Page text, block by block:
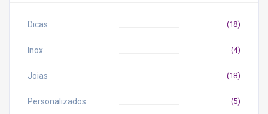
Dicas (18)
Inox (4)
Joias (18)
Personalizados (5)